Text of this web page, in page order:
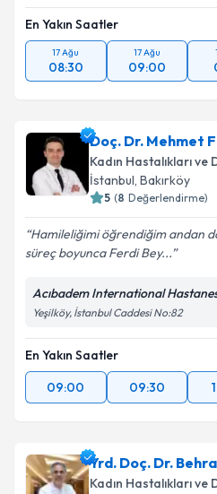
En Yakın Saatler
17 Ağu
08:30
17 Ağu
09:00
Doç. Dr. Mehmet
Kadın Hastalıkları ve
İstanbul, Bakırköy
5 (8 Değerlendirme)
Hamileliğimi öğrendiğim andan
süreç boyunca Ferdi Bey...
Acıbadem International
Yeşilköy, İstanbul Caddesi No:82
En Yakın Saatler
09:00
09:30
Yrd. Doç. Dr.
Kadın Hastalıkları ve